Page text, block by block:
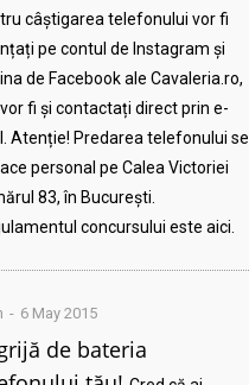
câștigarea telefonului vor fi
pe contul de Instagram și
de Facebook ale Cavaleria.ro,
fi și contactați direct prin e-
Atenție! Predarea telefonului se
personal pe Calea Victoriei
83, în București.
concursului este aici.
6 May 2015
de bateria